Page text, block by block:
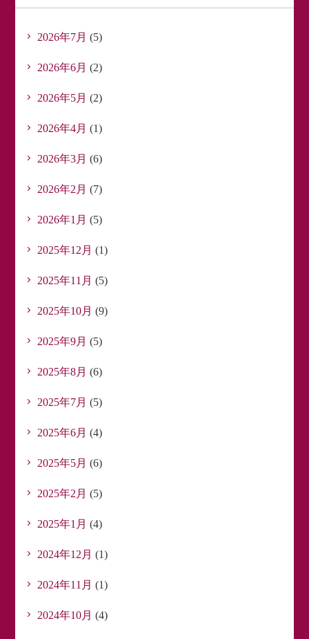
2026年7月 (5)
2026年6月 (2)
2026年5月 (2)
2026年4月 (1)
2026年3月 (6)
2026年2月 (7)
2026年1月 (5)
2025年12月 (1)
2025年11月 (5)
2025年10月 (9)
2025年9月 (5)
2025年8月 (6)
2025年7月 (5)
2025年6月 (4)
2025年5月 (6)
2025年2月 (5)
2025年1月 (4)
2024年12月 (1)
2024年11月 (1)
2024年10月 (4)